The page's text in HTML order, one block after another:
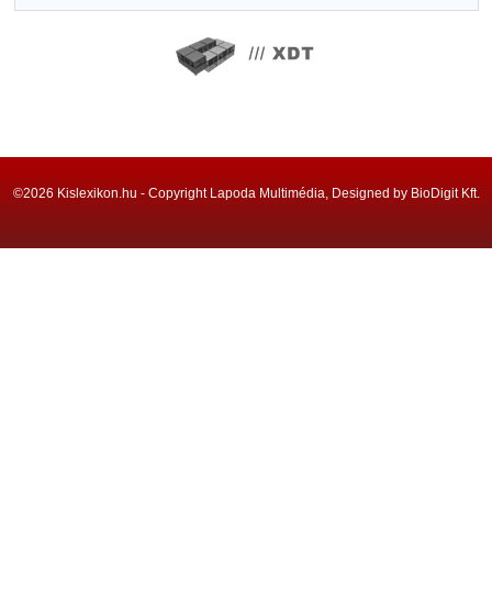
©2026 Kislexikon.hu - Copyright Lapoda Multimédia, Designed by BioDigit Kft.